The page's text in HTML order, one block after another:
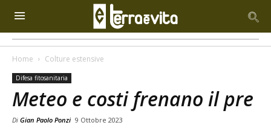
Home Colture estensive
Difesa fitosanitaria
Meteo e costi frenano il pre
Di Gian Paolo Ponzi 9 Ottobre 2023